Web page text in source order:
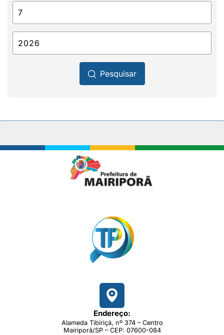
Pesquisar
Endereço:
Alameda Tibiriçá, nº 374 – Centro
Mairiporã/SP – CEP: 07600-084